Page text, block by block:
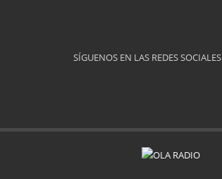
SÍGUENOS EN LAS REDES SOCIALES